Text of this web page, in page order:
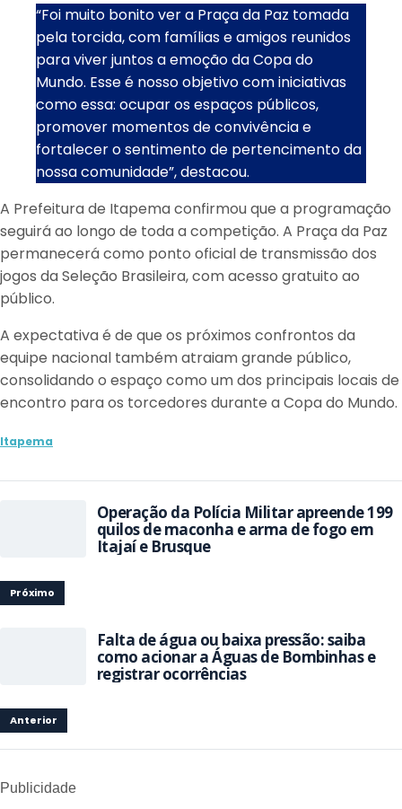
“Foi muito bonito ver a Praça da Paz tomada
pela torcida, com famílias e amigos reunidos
para viver juntos a emoção da Copa do
Mundo. Esse é nosso objetivo com iniciativas
como essa: ocupar os espaços públicos,
promover momentos de convivência e
fortalecer o sentimento de pertencimento da
nossa comunidade”, destacou.
A Prefeitura de Itapema confirmou que a programação
seguirá ao longo de toda a competição. A Praça da Paz
permanecerá como ponto oficial de transmissão dos
jogos da Seleção Brasileira, com acesso gratuito ao
público.
A expectativa é de que os próximos confrontos da
equipe nacional também atraiam grande público,
consolidando o espaço como um dos principais locais de
encontro para os torcedores durante a Copa do Mundo.
Itapema
Operação da Polícia Militar apreende 199
quilos de maconha e arma de fogo em
Itajaí e Brusque
Próximo
Falta de água ou baixa pressão: saiba
como acionar a Águas de Bombinhas e
registrar ocorrências
Anterior
Publicidade